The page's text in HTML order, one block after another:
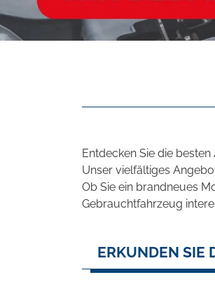
Entdecken Sie die
Unser vielfältiges
Ob Sie ein brandneues
Gebrauchtfahrzeug
ERKUNDEN SIE